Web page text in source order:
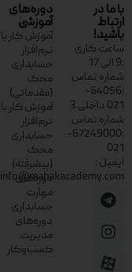
با ما در
ارتباط
باشید!
ساعت کاری
:9 الی 17
شماره تماس
:64056-
021 داخلی 3
شماره تماس
:67249000-
021
ایمیل :
info@mahakacademy.com
دوره‌های
آموزشی
آموزش کار با
نرم‌افزار
حسابداری
محک
(مقدماتی)
آموزش کار با
نرم‌افزار
حسابداری
محک
(پیشرفته)
دوره‌های
مهارت
حسابداری
دوره‌های
مدیریت
کسب‌وکار